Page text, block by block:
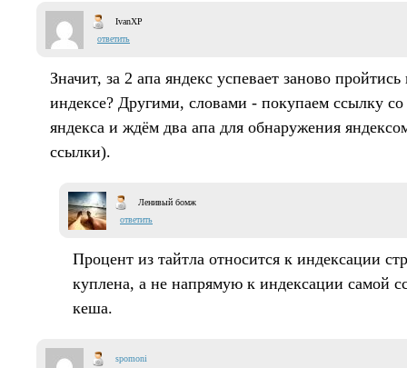
IvanXP
ответить
Значит, за 2 апа яндекс успевает заново
индексе? Другими, словами - покупаем ссылку
яндекса и ждём два апа для обнаружения
ссылки).
Ленивый бомж
ответить
Процент из тайтла относится к индексации
куплена, а не напрямую к индексации самой
кеша.
spomoni